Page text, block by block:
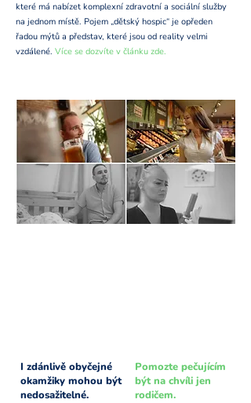
které má nabízet komplexní zdravotní a sociální služby
na jednom místě. Pojem „dětský hospic“ je opředen
řadou mýtů a představ, které jsou od reality velmi
vzdálené. Více se dozvíte v článku zde.
I zdánlivě obyčejné
okamžiky mohou být
nedosažitelné.
Pomozte pečujícím
být na chvíli jen
rodičem.